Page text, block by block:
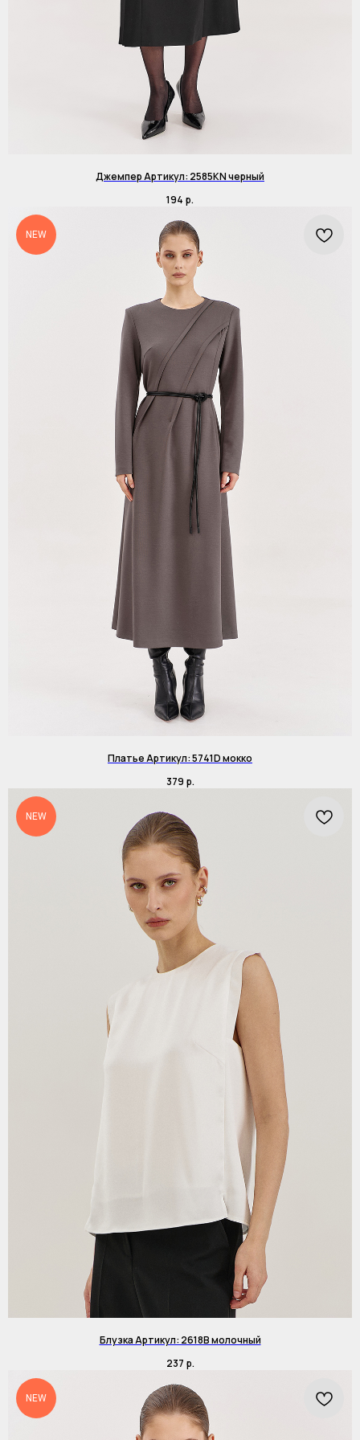
Джемпер Артикул: 2585KN черный
194 р.
NEW
Платье Артикул: 5741D мокко
379 р.
NEW
Блузка Артикул: 2618B молочный
237 р.
NEW